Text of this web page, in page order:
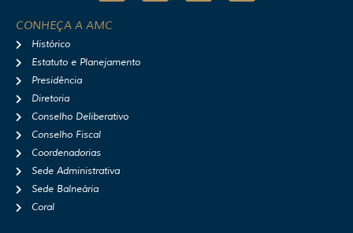
t
a
r
CONHEÇA A AMC
Histórico
Estatuto e Planejamento
Presidência
Diretoria
Conselho Deliberativo
Conselho Fiscal
Coordenadorias
Sede Administrativa
Sede Balneária
Coral